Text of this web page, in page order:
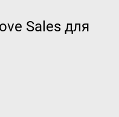
Sales для